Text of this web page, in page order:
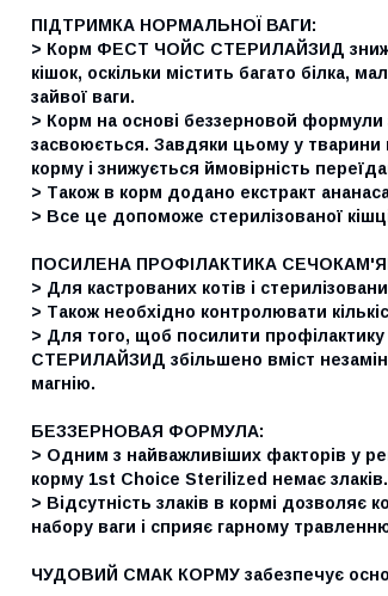
ПІДТРИМКА НОРМАЛЬНОЇ ВАГИ:
> Корм ФЕСТ ЧОЙС СТЕРИЛАЙЗИД знижує
кішок, оскільки містить багато білка,
зайвої ваги.
> Корм на основі беззерновой формули
засвоюється. Завдяки цьому у
корму і знижується ймовірність
> Також в корм додано екстракт
> Все це допоможе стерилізованої
ПОСИЛЕНА ПРОФІЛАКТИКА
> Для кастрованих котів і
> Також необхідно контролювати
> Для того, щоб посилити
СТЕРИЛАЙЗИД збільшено вміст
магнію.
БЕЗЗЕРНОВАЯ ФОРМУЛА:
> Одним з найважливіших факторів у
корму 1st Choice Sterilized немає злаків.
> Відсутність злаків в кормі дозволяє
набору ваги і сприяє гарному
ЧУДОВИЙ СМАК КОРМУ забезпечує